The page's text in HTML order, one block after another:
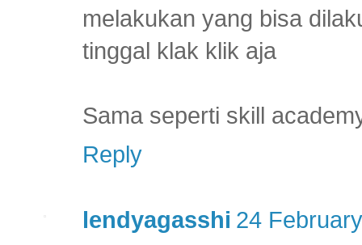
melakukan yang bisa
tinggal klak klik aja
Sama seperti skill
Reply
lendyagasshi 24